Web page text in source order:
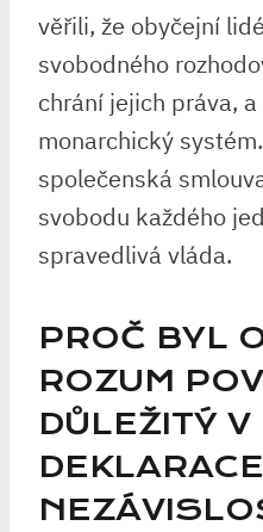
věřili, že obyčejní
svobodného
chrání jejich práva,
monarchický
společenská
svobodu každého
spravedlivá vláda.
PROČ BYL
ROZUM
DŮLEŽITÝ
DEKLARACE